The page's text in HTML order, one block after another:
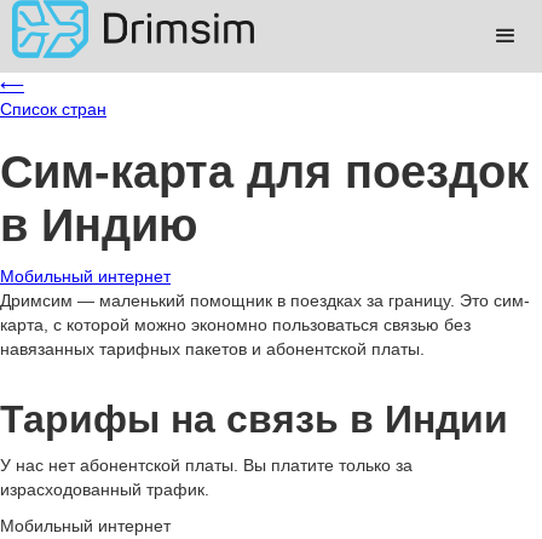
⟵
Список стран
Сим-карта для поездок
в Индию
Мобильный интернет
Дримсим — маленький помощник в поездках за границу. Это сим-
карта, с которой можно экономно пользоваться связью без
навязанных тарифных пакетов и абонентской платы.
Тарифы на связь в Индии
У нас нет абонентской платы. Вы платите только за
израсходованный трафик.
Мобильный интернет